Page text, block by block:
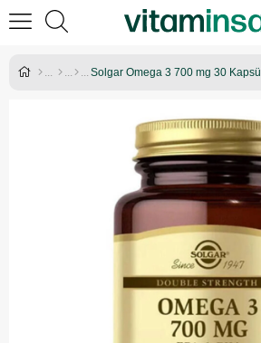
Solgar Omega 3 700 mg 30 Kapsül